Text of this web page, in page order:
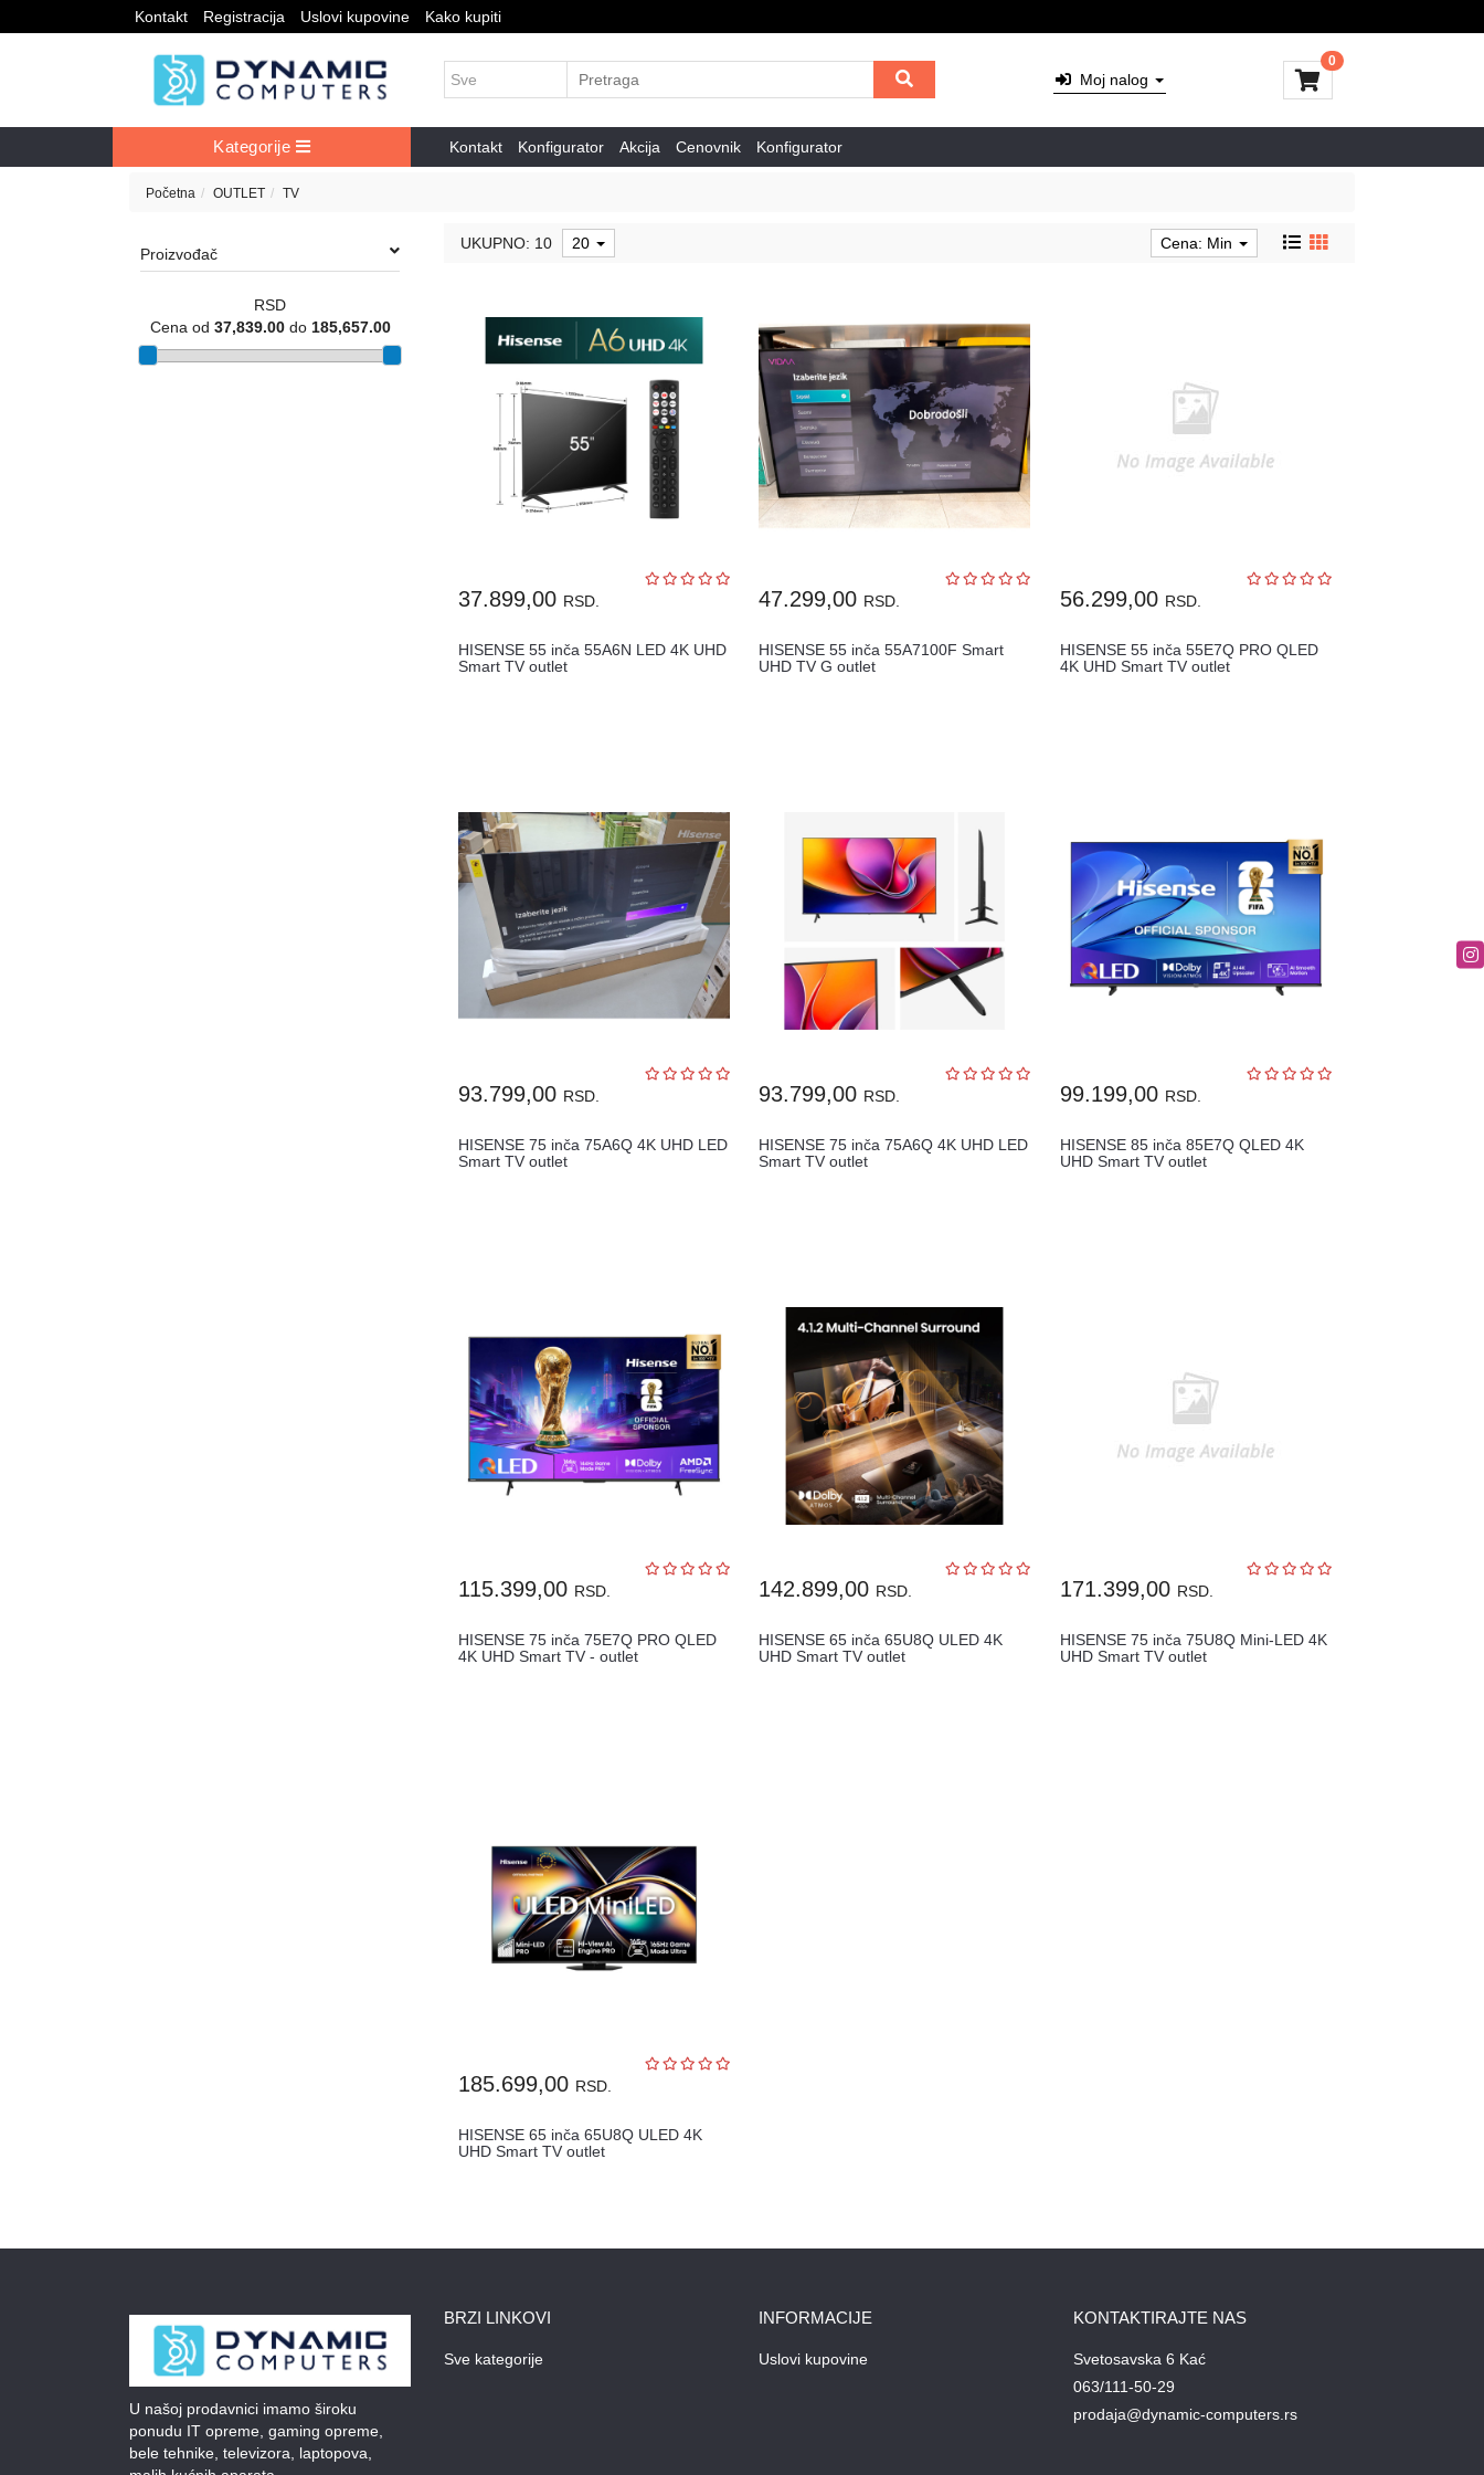
Kontakt Registracija Uslovi kupovine Kako kupiti
Moj nalog
0
Kategorije Kontakt Konfigurator Akcija Cenovnik Konfigurator
Početna OUTLET TV
Proizvođač
RSD
Cena od 37,839.00do 185,657.00
UKUPNO: 10 20 Cena: Min
37.899,00 RSD.
HISENSE 55 inča 55A6N LED 4K UHD
Smart TV outlet
47.299,00 RSD.
HISENSE 55 inča 55A7100F Smart
UHD TV G outlet
56.299,00 RSD.
HISENSE 55 inča 55E7Q PRO QLED
4K UHD Smart TV outlet
93.799,00 RSD.
HISENSE 75 inča 75A6Q 4K UHD LED
Smart TV outlet
93.799,00 RSD.
HISENSE 75 inča 75A6Q 4K UHD LED
Smart TV outlet
99.199,00 RSD.
HISENSE 85 inča 85E7Q QLED 4K
UHD Smart TV outlet
115.399,00 RSD.
HISENSE 75 inča 75E7Q PRO QLED
4K UHD Smart TV - outlet
142.899,00 RSD.
HISENSE 65 inča 65U8Q ULED 4K
UHD Smart TV outlet
171.399,00 RSD.
HISENSE 75 inča 75U8Q Mini-LED 4K
UHD Smart TV outlet
185.699,00 RSD.
HISENSE 65 inča 65U8Q ULED 4K
UHD Smart TV outlet
U našoj prodavnici imamo široku
ponudu IT opreme, gaming opreme,
bele tehnike, televizora, laptopova,
BRZI LINKOVI
Sve kategorije
INFORMACIJE
Uslovi kupovine
KONTAKTIRAJTE NAS
Svetosavska 6 Kać
063/111-50-29
prodaja@dynamic-computers.rs